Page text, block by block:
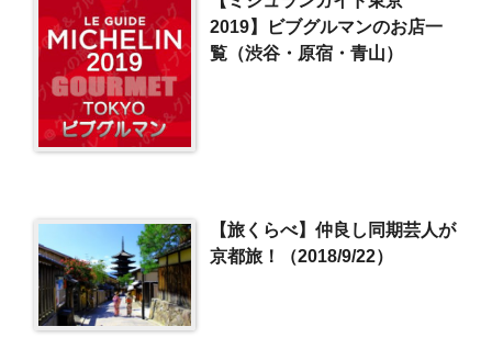
2019】ビブグルマンのお店一
覧（渋谷・原宿・青山）
【旅くらべ】仲良し同期芸人が
京都旅！（2018/9/22）